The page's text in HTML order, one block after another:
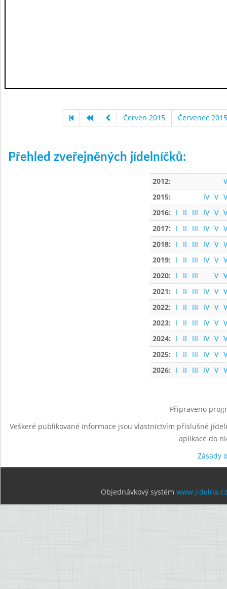
Červen 2015 Červenec 2015
Přehled zveřejněných jídelníčků:
2012:
2015:
IV V
2016:
I II III IV V
2017:
I II III IV V
2018:
I II III IV V
2019:
I II III IV V
2020:
I II III V
2021:
I II III IV V
2022:
I II III IV V
2023:
I II III IV V
2024:
I II III IV V
2025:
I II III IV V
2026:
I II III IV V
Připraveno
Veškeré publikované informace jsou vlastnictvím příslušné
aplikace do
Zásady
Objednávkový systém www.jidelna.cz